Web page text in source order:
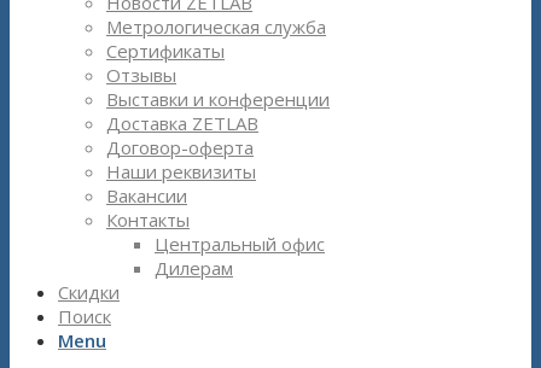
Метрологическая служба
Сертификаты
Отзывы
Выставки и конференции
Доставка ZETLAB
Договор-оферта
Наши реквизиты
Вакансии
Контакты
Центральный офис
Дилерам
Скидки
Поиск
Menu